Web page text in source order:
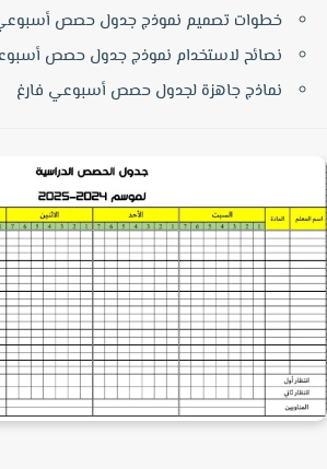
خطوات تصميم نموذج جدول حصص أسبوعي
نصائح لاستخدام نموذج جدول حصص أسبوعي
نماذج جاهزة لجدول حصص أسبوعي فارغ